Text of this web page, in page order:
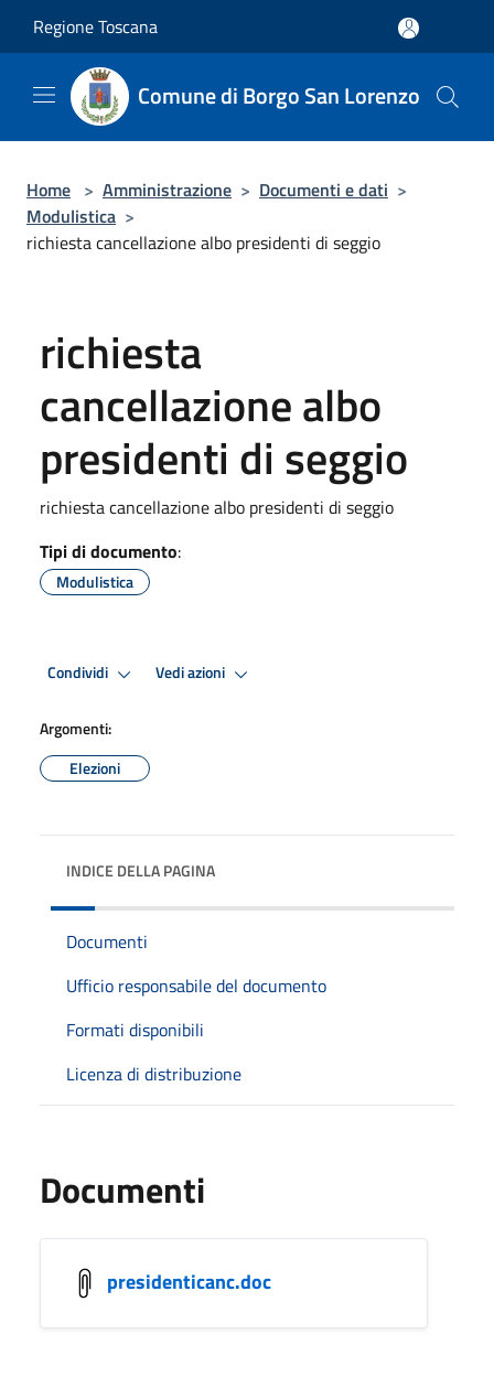
Regione Toscana
Comune di Borgo San Lorenzo
Home > Amministrazione > Documenti e dati >
Modulistica >
richiesta cancellazione albo presidenti di seggio
richiesta
cancellazione albo
presidenti di seggio
richiesta cancellazione albo presidenti di seggio
Tipi di documento:
Modulistica
Condividi Vedi azioni
Argomenti:
Elezioni
INDICE DELLA PAGINA
Documenti
Ufficio responsabile del documento
Formati disponibili
Licenza di distribuzione
Documenti
presidenticanc.doc